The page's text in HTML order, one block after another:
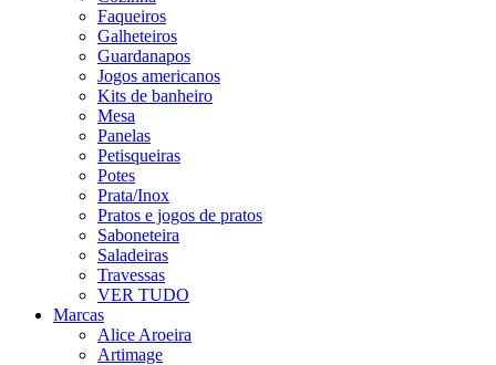
Faqueiros
Galheteiros
Guardanapos
Jogos americanos
Kits de banheiro
Mesa
Panelas
Petisqueiras
Potes
Prata/Inox
Pratos e jogos de pratos
Saboneteira
Saladeiras
Travessas
VER TUDO
Marcas
Alice Aroeira
Artimage